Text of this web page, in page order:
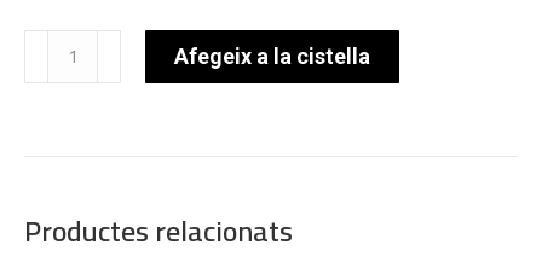
quantitat
Bloc
Gras
Afegeix a la cistella
Productes relacionats